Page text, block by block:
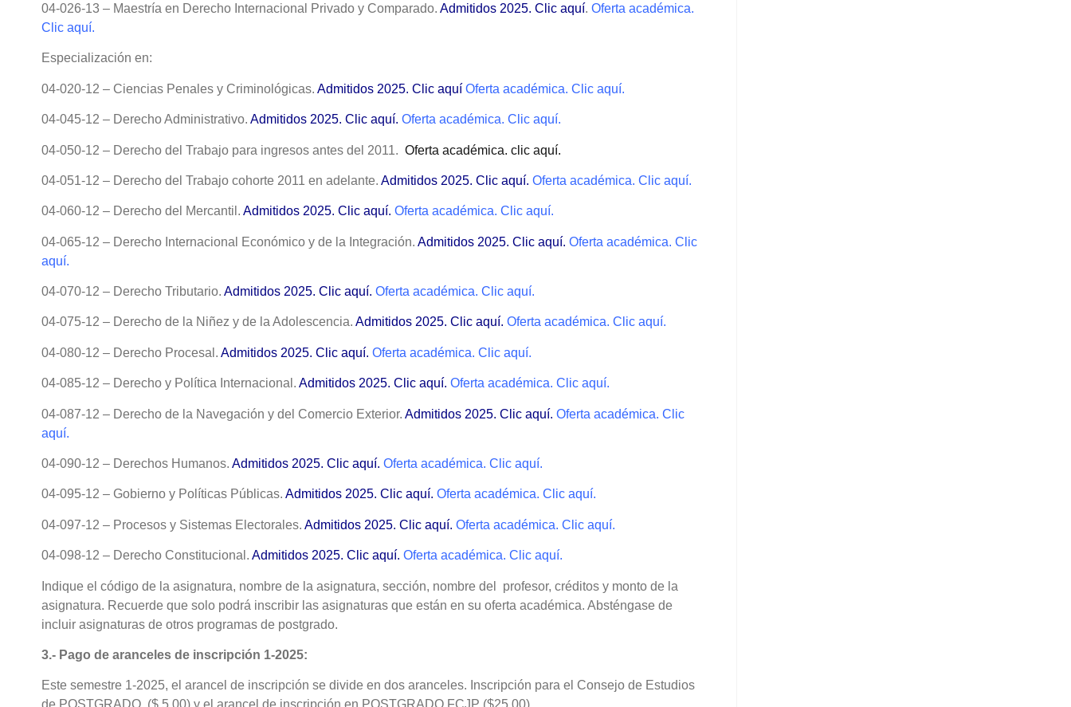
04-026-13 – Maestría en Derecho Internacional Privado y Comparado. Admitidos 2025. Clic aquí. Oferta académica.
Clic aquí.
Especialización en:
04-020-12 – Ciencias Penales y Criminológicas. Admitidos 2025. Clic aquí Oferta académica. Clic aquí.
04-045-12 – Derecho Administrativo. Admitidos 2025. Clic aquí. Oferta académica. Clic aquí.
04-050-12 – Derecho del Trabajo para ingresos antes del 2011. Oferta académica. clic aquí.
04-051-12 – Derecho del Trabajo cohorte 2011 en adelante. Admitidos 2025. Clic aquí. Oferta académica. Clic aquí.
04-060-12 – Derecho del Mercantil. Admitidos 2025. Clic aquí. Oferta académica. Clic aquí.
04-065-12 – Derecho Internacional Económico y de la Integración. Admitidos 2025. Clic aquí. Oferta académica. Clic
aquí.
04-070-12 – Derecho Tributario. Admitidos 2025. Clic aquí. Oferta académica. Clic aquí.
04-075-12 – Derecho de la Niñez y de la Adolescencia. Admitidos 2025. Clic aquí. Oferta académica. Clic aquí.
04-080-12 – Derecho Procesal. Admitidos 2025. Clic aquí. Oferta académica. Clic aquí.
04-085-12 – Derecho y Política Internacional. Admitidos 2025. Clic aquí. Oferta académica. Clic aquí.
04-087-12 – Derecho de la Navegación y del Comercio Exterior. Admitidos 2025. Clic aquí. Oferta académica. Clic
aquí.
04-090-12 – Derechos Humanos. Admitidos 2025. Clic aquí. Oferta académica. Clic aquí.
04-095-12 – Gobierno y Políticas Públicas. Admitidos 2025. Clic aquí. Oferta académica. Clic aquí.
04-097-12 – Procesos y Sistemas Electorales. Admitidos 2025. Clic aquí. Oferta académica. Clic aquí.
04-098-12 – Derecho Constitucional. Admitidos 2025. Clic aquí. Oferta académica. Clic aquí.
Indique el código de la asignatura, nombre de la asignatura, sección, nombre del profesor, créditos y monto de la
asignatura. Recuerde que solo podrá inscribir las asignaturas que están en su oferta académica. Absténgase de
incluir asignaturas de otros programas de postgrado.
3.- Pago de aranceles de inscripción 1-2025:
Este semestre 1-2025, el arancel de inscripción se divide en dos aranceles. Inscripción para el Consejo de Estudios